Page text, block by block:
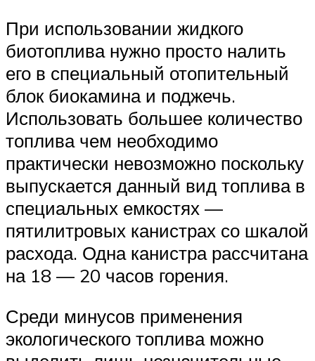
При использовании жидкого
биотоплива нужно просто налить
его в специальный отопительный
блок биокамина и поджечь.
Использовать большее количество
топлива чем необходимо
практически невозможно поскольку
выпускается данный вид топлива в
специальных емкостях —
пятилитровых канистрах со шкалой
расхода. Одна канистра рассчитана
на 18 — 20 часов горения.
Среди минусов применения
экологического топлива можно